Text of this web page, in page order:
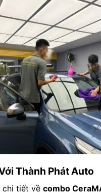
Thành Phát Auto
tiết về combo